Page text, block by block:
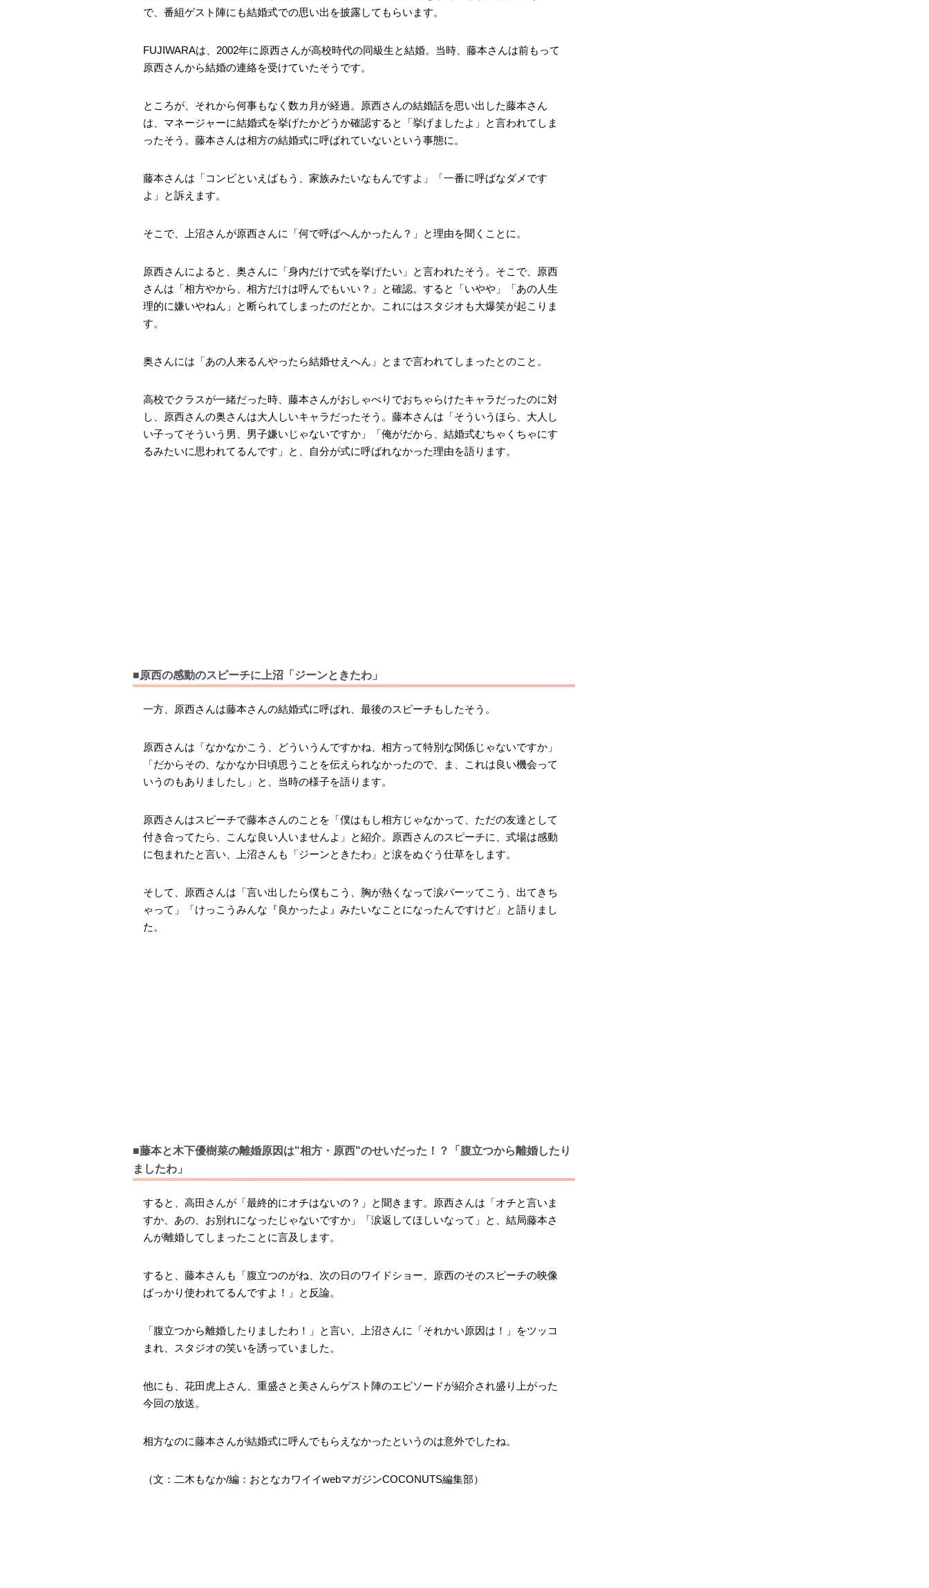
で、番組ゲスト陣にも結婚式での思い出を披露してもらいます。
FUJIWARAは、2002年に原西さんが高校時代の同級生と結婚。当時、藤本さんは前もって
原西さんから結婚の連絡を受けていたそうです。
ところが、それから何事もなく数カ月が経過。原西さんの結婚話を思い出した藤本さん
は、マネージャーに結婚式を挙げたかどうか確認すると「挙げましたよ」と言われてしま
ったそう。藤本さんは相方の結婚式に呼ばれていないという事態に。
藤本さんは「コンビといえばもう、家族みたいなもんですよ」「一番に呼ばなダメです
よ」と訴えます。
そこで、上沼さんが原西さんに「何で呼ばへんかったん？」と理由を聞くことに。
原西さんによると、奥さんに「身内だけで式を挙げたい」と言われたそう。そこで、原西
さんは「相方やから、相方だけは呼んでもいい？」と確認。すると「いやや」「あの人生
理的に嫌いやねん」と断られてしまったのだとか。これにはスタジオも大爆笑が起こりま
す。
奥さんには「あの人来るんやったら結婚せえへん」とまで言われてしまったとのこと。
高校でクラスが一緒だった時、藤本さんがおしゃべりでおちゃらけたキャラだったのに対
し、原西さんの奥さんは大人しいキャラだったそう。藤本さんは「そういうほら、大人し
い子ってそういう男、男子嫌いじゃないですか」「俺がだから、結婚式むちゃくちゃにす
るみたいに思われてるんです」と、自分が式に呼ばれなかった理由を語ります。
■原西の感動のスピーチに上沼「ジーンときたわ」
一方、原西さんは藤本さんの結婚式に呼ばれ、最後のスピーチもしたそう。
原西さんは「なかなかこう、どういうんですかね、相方って特別な関係じゃないですか」
「だからその、なかなか日頃思うことを伝えられなかったので、ま、これは良い機会って
いうのもありましたし」と、当時の様子を語ります。
原西さんはスピーチで藤本さんのことを「僕はもし相方じゃなかって、ただの友達として
付き合ってたら、こんな良い人いませんよ」と紹介。原西さんのスピーチに、式場は感動
に包まれたと言い、上沼さんも「ジーンときたわ」と涙をぬぐう仕草をします。
そして、原西さんは「言い出したら僕もこう、胸が熱くなって涙バーッてこう、出てきち
ゃって」「けっこうみんな『良かったよ』みたいなことになったんですけど」と語りまし
た。
■藤本と木下優樹菜の離婚原因は"相方・原西"のせいだった！？「腹立つから離婚したり
ましたわ」
すると、高田さんが「最終的にオチはないの？」と聞きます。原西さんは「オチと言いま
すか、あの、お別れになったじゃないですか」「涙返してほしいなって」と、結局藤本さ
んが離婚してしまったことに言及します。
すると、藤本さんも「腹立つのがね、次の日のワイドショー、原西のそのスピーチの映像
ばっかり使われてるんですよ！」と反論。
「腹立つから離婚したりましたわ！」と言い、上沼さんに「それかい原因は！」をツッコ
まれ、スタジオの笑いを誘っていました。
他にも、花田虎上さん、重盛さと美さんらゲスト陣のエピソードが紹介され盛り上がった
今回の放送。
相方なのに藤本さんが結婚式に呼んでもらえなかったというのは意外でしたね。
（文：二木もなか/編：おとなカワイイwebマガジンCOCONUTS編集部）